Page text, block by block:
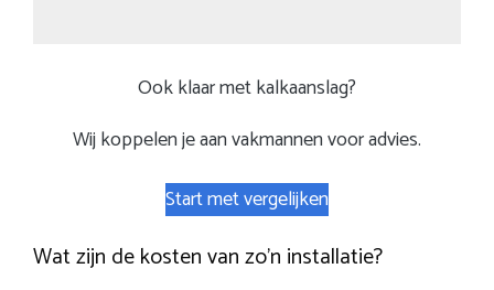
Ook klaar met kalkaanslag?
Wij koppelen je aan vakmannen voor advies.
Start met vergelijken
Wat zijn de kosten van zo’n installatie?